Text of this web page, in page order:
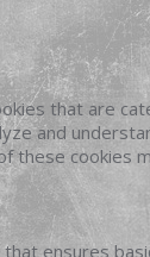
that are
and
these cookies
ensures